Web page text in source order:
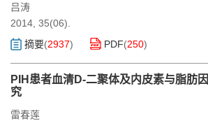
吕涛
2014, 35(06).
摘要(2937) PDF(250)
PIH患者血清D-二聚体及内皮素与脂肪
究
雷春莲